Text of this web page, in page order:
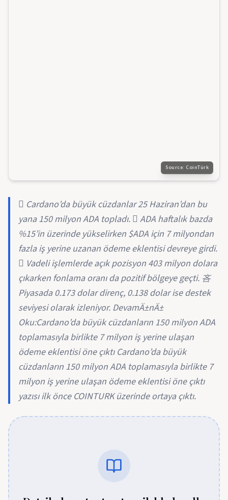
Source: CoinTürk
 Cardano’da büyük cüzdanlar 25 Haziran’dan bu
yana 150 milyon ADA topladı.  ADA haftalık bazda
%15’in üzerinde yükselirken $ADA için 7 milyondan
fazla iş yerine uzanan ödeme eklentisi devreye girdi.
 Vadeli işlemlerde açık pozisyon 403 milyon dolara
çıkarken fonlama oranı da pozitif bölgeye geçti. 吝
Piyasada 0.173 dolar direnç, 0.138 dolar ise destek
seviyesi olarak izleniyor. DevamÄ±nÄ±
Oku:Cardano’da büyük cüzdanların 150 milyon ADA
toplamasıyla birlikte 7 milyon iş yerine ulaşan
ödeme eklentisi öne çıktı Cardano’da büyük
cüzdanların 150 milyon ADA toplamasıyla birlikte 7
milyon iş yerine ulaşan ödeme eklentisi öne çıktı
yazısı ilk önce COINTURK üzerinde ortaya çıktı.